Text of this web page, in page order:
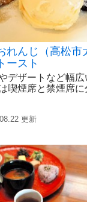
れんじ（高松市
ースト
デザートなど幅
喫煙席と禁煙席に
更新